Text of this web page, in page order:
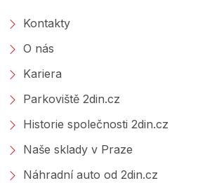
Kontakty
O nás
Kariera
Parkoviště 2din.cz
Historie společnosti 2din.cz
Naše sklady v Praze
Náhradní auto od 2din.cz